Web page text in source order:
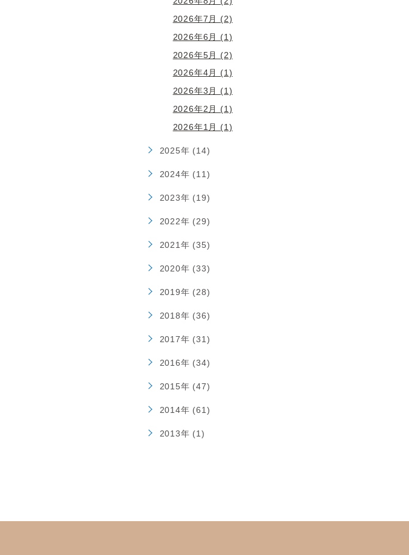
2026年7月 (2)
2026年6月 (1)
2026年5月 (2)
2026年4月 (1)
2026年3月 (1)
2026年2月 (1)
2026年1月 (1)
2025年 (14)
2024年 (11)
2023年 (19)
2022年 (29)
2021年 (35)
2020年 (33)
2019年 (28)
2018年 (36)
2017年 (31)
2016年 (34)
2015年 (47)
2014年 (61)
2013年 (1)